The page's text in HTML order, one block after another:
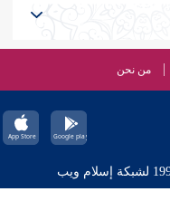
من نحن